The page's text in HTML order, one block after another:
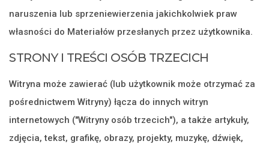
naruszenia lub sprzeniewierzenia jakichkolwiek praw
własności do Materiałów przesłanych przez użytkownika.
STRONY I TREŚCI OSÓB TRZECICH
Witryna może zawierać (lub użytkownik może otrzymać za
pośrednictwem Witryny) łącza do innych witryn
internetowych ("Witryny osób trzecich"), a także artykuły,
zdjęcia, tekst, grafikę, obrazy, projekty, muzykę, dźwięk,